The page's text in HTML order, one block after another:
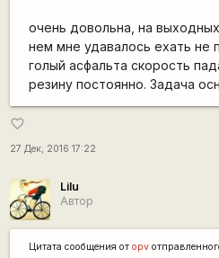
очень довольна, на
нем мне удавалось ехать не
голый асфальта скорость
резину постоянно. Задача
favorite_border
27 Дек, 2016 17:22
Lilu
Автор
Цитата сообщения от opv